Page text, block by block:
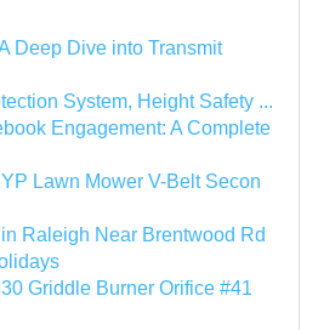
Deep Dive into Transmit
System, Height Safety ...
Engagement: A Complete
Lawn Mower V-Belt Secon
Raleigh Near Brentwood Rd
Griddle Burner Orifice #41